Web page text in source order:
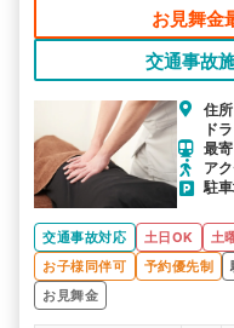
お見舞金
交通事故
住
ド
最
ア
駐車
交通事故対応 土日OK 土
お子様同伴可
予約優先制
お見舞金